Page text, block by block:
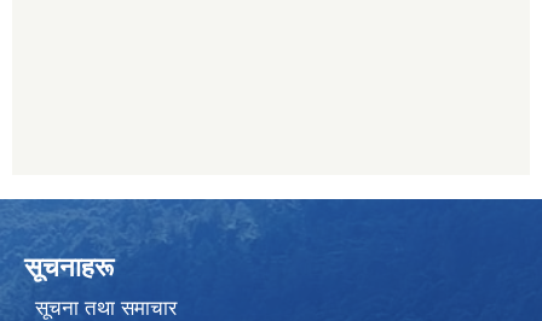
सूचनाहरू
सूचना तथा समाचार